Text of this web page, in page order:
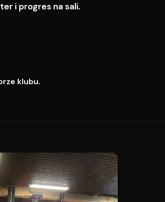
i progres na sali.
klubu.